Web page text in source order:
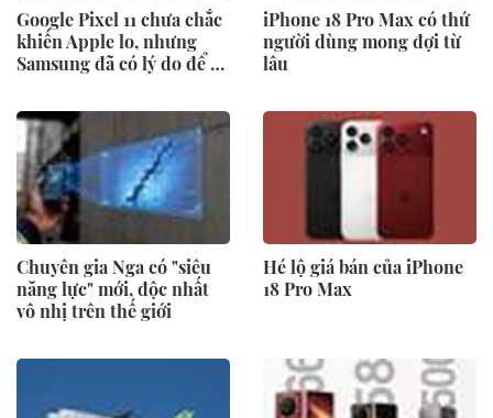
Google Pixel 11 chưa chắc
khiến Apple lo, nhưng
Samsung đã có lý do để dè
iPhone 18 Pro Max có thứ
người dùng mong đợi từ
lâu
Chuyên gia Nga có "siêu
năng lực" mới, độc nhất
vô nhị trên thế giới
Hé lộ giá bán của iPhone
18 Pro Max